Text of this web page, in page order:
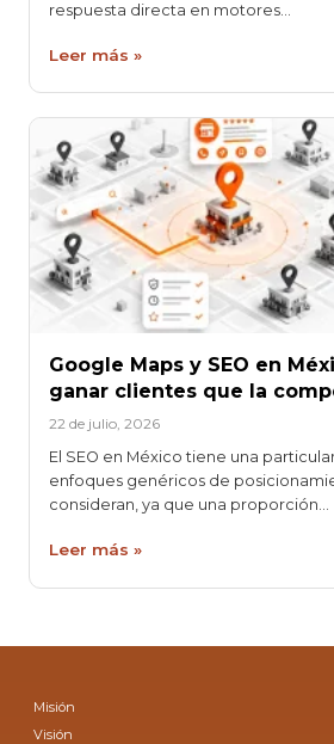
respuesta directa en motores…
Leer más »
Google Maps y SEO en
ganar clientes que la
22 de julio, 2026
El SEO en México tiene una
enfoques genéricos de
consideran, ya que una proporción…
Leer más »
Misión
Visión